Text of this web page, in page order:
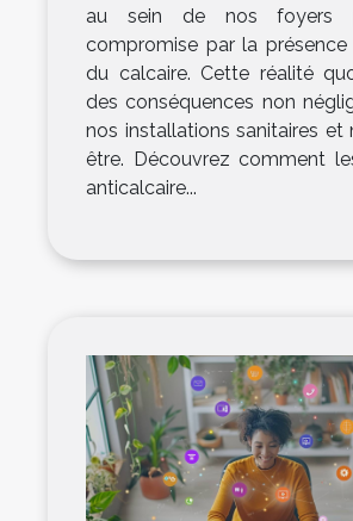
au sein de nos foyers
compromise par la présence
du calcaire. Cette réalité
des conséquences non
nos installations sanitaires et
être. Découvrez comment
anticalcaire...